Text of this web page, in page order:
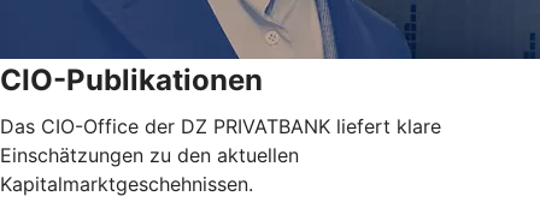
CIO-Publikationen
Das CIO-Office der DZ PRIVATBANK liefert klare
Einschätzungen zu den aktuellen
Kapitalmarktgeschehnissen.